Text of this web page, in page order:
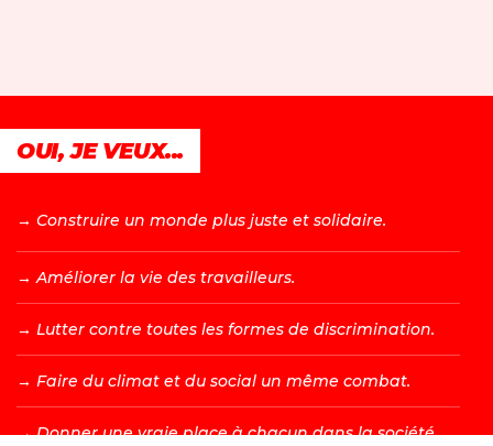
OUI, JE VEUX...
→ Construire un monde plus juste et solidaire.
→ Améliorer la vie des travailleurs.
→ Lutter contre toutes les formes de discrimination.
→ Faire du climat et du social un même combat.
→ Donner une vraie place à chacun dans la société.